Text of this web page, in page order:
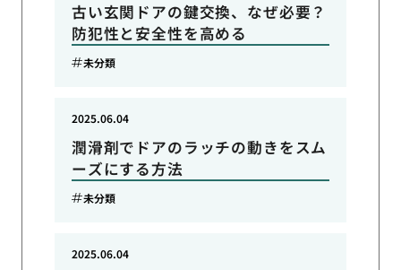
古い玄関ドアの鍵交換、なぜ必要？
防犯性と安全性を高める
未分類
潤滑剤でドアのラッチの動きをスム
ーズにする方法
2025.06.04
未分類
2025.06.04